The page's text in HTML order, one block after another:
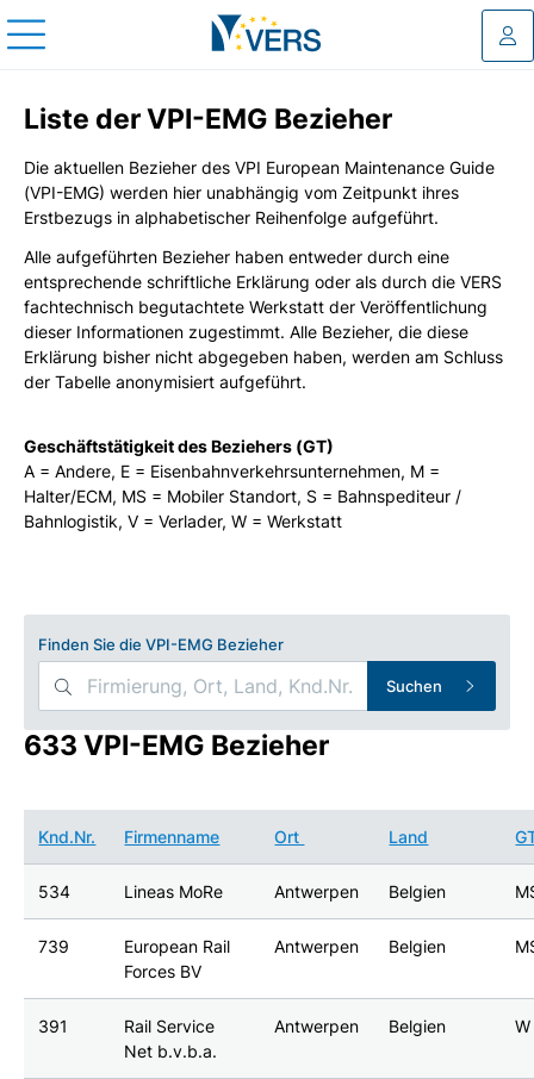
Liste der VPI-EMG Bezieher
Die aktuellen Bezieher des VPI European Maintenance Guide
(VPI-EMG) werden hier unabhängig vom Zeitpunkt ihres
Erstbezugs in alphabetischer Reihenfolge aufgeführt.
Alle aufgeführten Bezieher haben entweder durch eine
entsprechende schriftliche Erklärung oder als durch die VERS
fachtechnisch begutachtete Werkstatt der Veröffentlichung
dieser Informationen zugestimmt. Alle Bezieher, die diese
Erklärung bisher nicht abgegeben haben, werden am Schluss
der Tabelle anonymisiert aufgeführt.
Geschäftstätigkeit des Beziehers (GT)
A = Andere, E = Eisenbahnverkehrsunternehmen, M =
Halter/ECM, MS = Mobiler Standort, S = Bahnspediteur /
Bahnlogistik, V = Verlader, W = Werkstatt
Finden Sie die VPI-EMG Bezieher
Suchen
633 VPI-EMG Bezieher
Knd.Nr. Firmenname Ort Land
534 Lineas MoRe Antwerpen Belgien
739
European Rail
Forces BV
Antwerpen Belgien
391
Rail Service
Net b.v.b.a.
Antwerpen Belgien W